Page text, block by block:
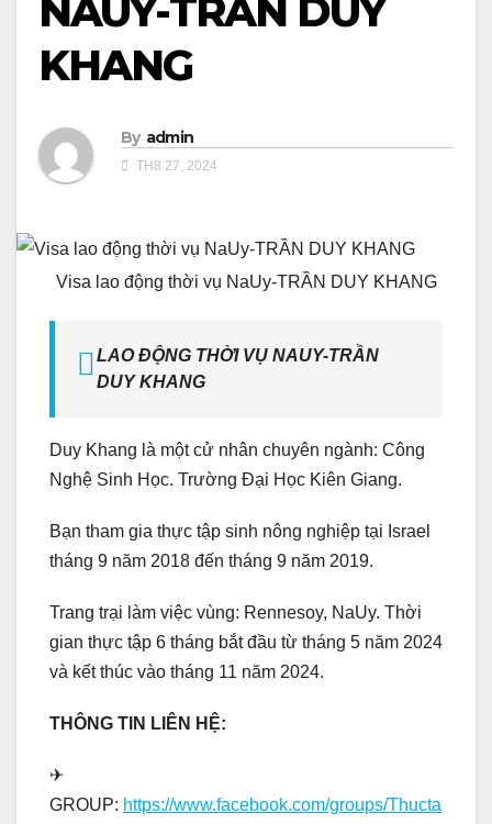
NAUY-TRẦN DUY
KHANG
By admin
TH8 27, 2024
Visa lao động thời vụ NaUy-TRẦN DUY KHANG
LAO ĐỘNG THỜI VỤ NAUY-TRẦN
DUY KHANG
Duy Khang là một cử nhân chuyên ngành: Công
Nghệ Sinh Học. Trường Đại Học Kiên Giang.
Bạn tham gia thực tập sinh nông nghiệp tại Israel
tháng 9 năm 2018 đến tháng 9 năm 2019.
Trang trại làm việc vùng: Rennesoy, NaUy. Thời
gian thực tập 6 tháng bắt đầu từ tháng 5 năm 2024
và kết thúc vào tháng 11 năm 2024.
THÔNG TIN LIÊN HỆ:
✈
GROUP: https://www.facebook.com/groups/Thucta